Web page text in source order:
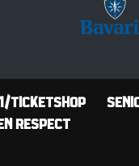
Ticketshop
Respect